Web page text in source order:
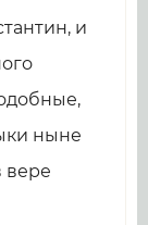
и
ныне
вере